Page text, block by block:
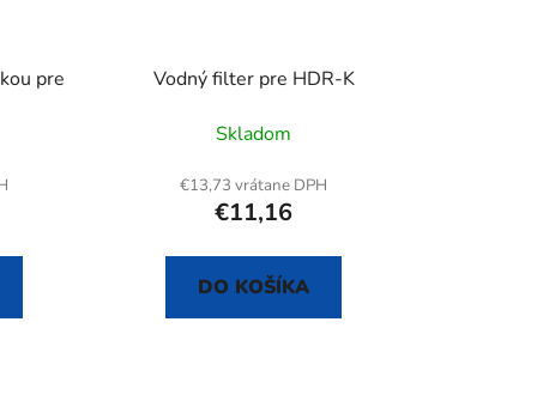
pre Vodný filter pre HDR-K
Skladom
€13,73 vrátane DPH
€11,16
DO KOŠÍKA